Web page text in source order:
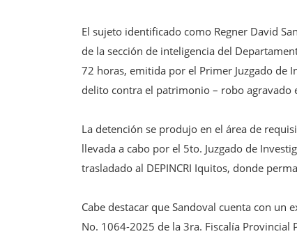
El sujeto identificado como Regner David
de la sección de inteligencia del
72 horas, emitida por el Primer Juzgado de
delito contra el patrimonio – robo agravado
La detención se produjo en el área de
llevada a cabo por el 5to. Juzgado de
trasladado al DEPINCRI Iquitos, donde
Cabe destacar que Sandoval cuenta con
No. 1064-2025 de la 3ra. Fiscalía Provincial